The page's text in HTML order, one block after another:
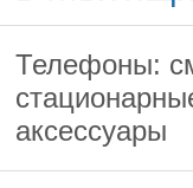
Телефоны:
аксессуары